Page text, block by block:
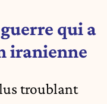
qui a
iranienne
troublant